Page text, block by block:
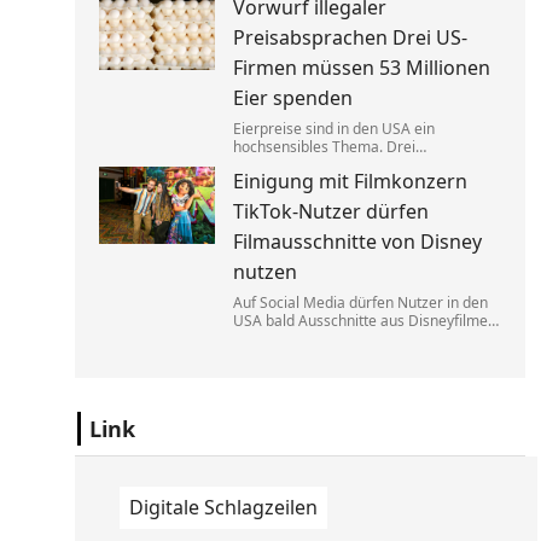
Elon Musk geführte Konzern jedoch
nicht zurück. Eine exklusive Studie
erklärt, warum.
Vorwurf illegaler
Preisabsprachen Drei US-
Firmen müssen 53 Millionen
Eier spenden
Eierpreise sind in den USA ein
hochsensibles Thema. Drei
sich dabei illegalerweise abgesprochen
zu haben. Sie einigten sich mit der Justiz
– und liefern jetzt im großen Stil.
Einigung mit Filmkonzern
TikTok-Nutzer dürfen
Filmausschnitte von Disney
nutzen
Auf Social Media dürfen Nutzer in den
USA bald Ausschnitte aus Disneyfilmen
Link
Digitale Schlagzeilen